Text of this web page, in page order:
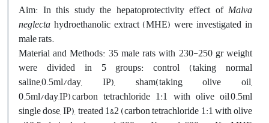
Aim: In this study the hepatoprotectivity effect of Malva
neglecta hydroethanolic extract (MHE) were investigated in
male rats.
Material and Methods: 35 male rats with 230-250 gr weight
were divided in 5 groups: control (taking normal
saline,0.5ml/day, IP), sham(taking olive oil,
0.5ml/day,IP),carbon tetrachloride 1:1 with olive oil,0.5ml
single dose, IP), treated 1&2 (carbon tetrachloride 1:1 with olive